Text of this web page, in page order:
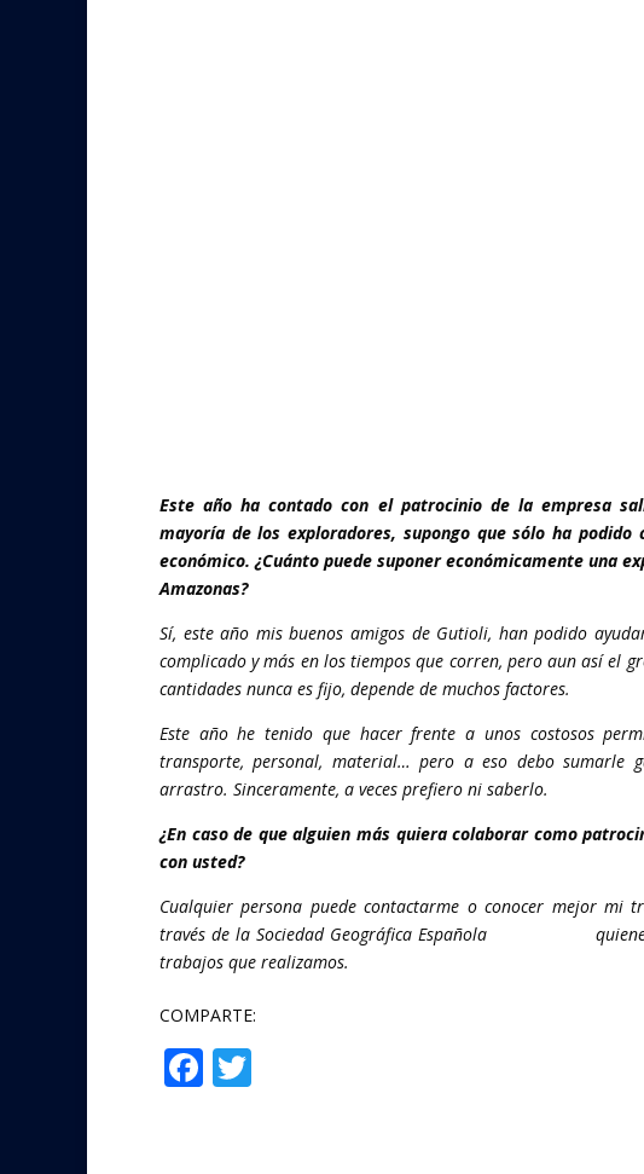
Este año ha contado con el patrocinio de la empresa
mayoría de los exploradores, supongo que sólo ha
económico. ¿Cuánto puede suponer económicamente una
Amazonas?
Sí, este año mis buenos amigos de Gutioli, han podido
complicado y más en los tiempos que corren, pero aun así el
cantidades nunca es fijo, depende de muchos factores.
Este año he tenido que hacer frente a unos costosos
transporte, personal, material… pero a eso debo sumarle
arrastro. Sinceramente, a veces prefiero ni saberlo.
¿En caso de que alguien más quiera colaborar como
con usted?
Cualquier persona puede contactarme o conocer mejor mi
través de la Sociedad Geográfica Española
trabajos que realizamos.
COMPARTE:
F
ac